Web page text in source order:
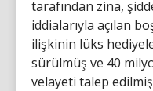
tarafından zina,
iddialarıyla açılan
ilişkinin lüks
sürülmüş ve 40
velayeti talep